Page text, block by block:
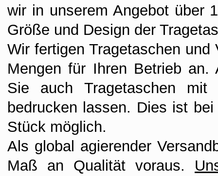
wir in unserem Angebot über
Größe und Design der
Wir fertigen Tragetaschen
Mengen für Ihren Betrieb an.
Sie auch Tragetaschen mit
bedrucken lassen. Dies ist
Stück möglich.
Als global agierender
Maß an Qualität voraus.